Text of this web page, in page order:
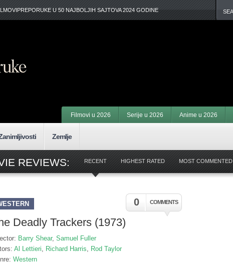
U 50 NAJBOLJIH SAJTOVA 2024 GODINE
Filmovi u 2026 Serije u 2026 Anime u 2026
Zemlje
REVIEWS: RECENT HIGHEST RATED MOST COMMENTED
0 COMMENTS
Deadly Trackers (1973)
Barry Shear, Samuel Fuller
Al Lettieri, Richard Harris, Rod Taylor
Western